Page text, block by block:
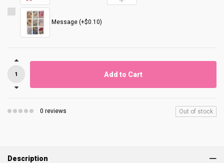
Message (+$0.10)
Add to Cart
0 reviews Out of stock
Description